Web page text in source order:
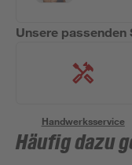
Unsere passenden
Handwerksservice
Häufig dazu